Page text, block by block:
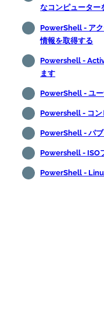
なコンピューター
PowerShell - アク
情報を取得する
Powershell -
ます
PowerShell - ユー
Powershell - コン
PowerShell - パブ
Powershell - ISO
PowerShell -